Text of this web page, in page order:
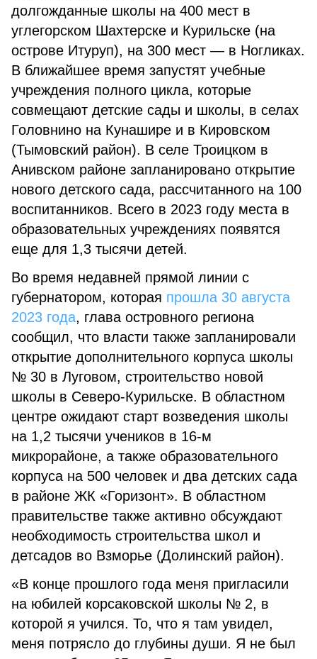
долгожданные школы на 400 мест в
углегорском Шахтерске и Курильске (на
острове Итуруп), на 300 мест — в Ногликах.
В ближайшее время запустят учебные
учреждения полного цикла, которые
совмещают детские сады и школы, в селах
Головнино на Кунашире и в Кировском
(Тымовский район). В селе Троицком в
Анивском районе запланировано открытие
нового детского сада, рассчитанного на 100
воспитанников. Всего в 2023 году места в
образовательных учреждениях появятся
еще для 1,3 тысячи детей.
Во время недавней прямой линии с
губернатором, которая прошла 30 августа
2023 года, глава островного региона
сообщил, что власти также запланировали
открытие дополнительного корпуса школы
№ 30 в Луговом, строительство новой
школы в Северо-Курильске. В областном
центре ожидают старт возведения школы
на 1,2 тысячи учеников в 16-м
микрорайоне, а также образовательного
корпуса на 500 человек и два детских сада
в районе ЖК «Горизонт». В областном
правительстве также активно обсуждают
необходимость строительства школ и
детсадов во Взморье (Долинский район).
«В конце прошлого года меня пригласили
на юбилей корсаковской школы № 2, в
которой я учился. То, что я там увидел,
меня потрясло до глубины души. Я не был